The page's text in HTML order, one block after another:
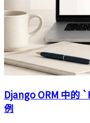
Django ORM 中的
例